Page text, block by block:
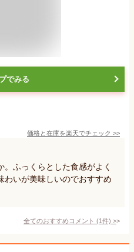
でみる
価格と在庫を楽天でチェック >>
ふっくらとした食感がよく
わいが美味しいのでおすすめ
全てのおすすめコメント (1件) >